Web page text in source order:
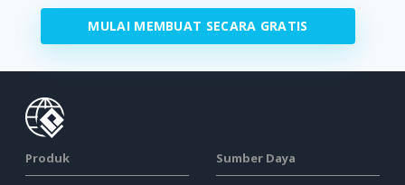
MULAI MEMBUAT SECARA GRATIS
Produk Sumber Daya